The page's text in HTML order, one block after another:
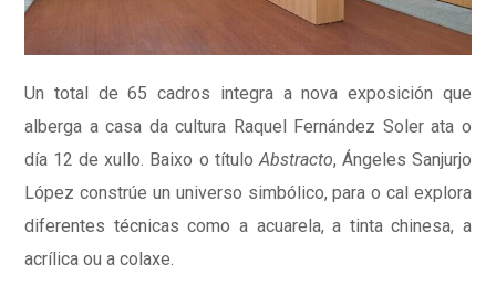
Un total de 65 cadros integra a nova exposición que
alberga a casa da cultura Raquel Fernández Soler ata o
día 12 de xullo. Baixo o títuloAbstracto, Ángeles Sanjurjo
López constrúe un universo simbólico, para o cal explora
diferentes técnicas como a acuarela, a tinta chinesa, a
acrílica ou a colaxe.